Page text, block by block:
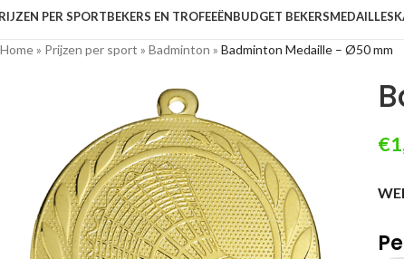
PER SPORTBEKERS EN TROFEEËNBUDGET BEKERSMEDAILLES
Home» Prijzen per sport » Badminton » Badminton Medaille – Ø50 mm
€